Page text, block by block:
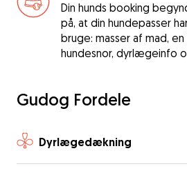
Din hunds booking
på, at din hundepasser
bruge: masser af mad,
hundesnor, dyrlægeinfo
Gudog Fordele
Dyrlægedækning